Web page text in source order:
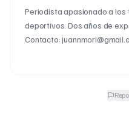
Periodista apasionado a
deportivos. Dos años de
Contacto: